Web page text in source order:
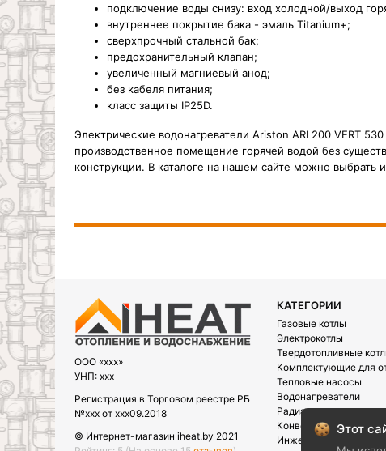
подключение воды снизу: вход холодной/выход
внутреннее покрытие бака - эмаль Titanium+;
сверхпрочный стальной бак;
предохранительный клапан;
увеличенный магниевый анод;
без кабеля питания;
класс защиты IP25D.
Электрические водонагреватели Ariston ARI 200 VERT
производственное помещение горячей водой без
конструкции. В каталоге на нашем сайте можно выбрать
OOO «xxx»
УНП: xxx
Регистрация в Торговом реестре РБ
№xxx от xxx09.2018
© Интернет-магазин iheat.by 2021
КАТЕГОРИИ
Газовые котлы
Электрокотлы
Твердотопливные
Комплектующие для
Тепловые насосы
Водонагреватели
Радиаторы
Конвектора
Инженерная
Этот